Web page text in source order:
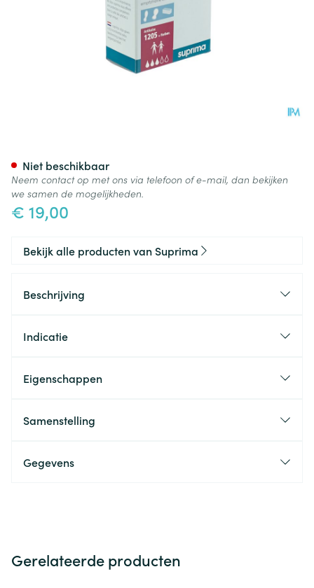
€ 19,00
Niet beschikbaar
Neem contact op met ons via telefoon of e-mail, dan bekijken
we samen de mogelijkheden.
Bekijk alle producten van Suprima
Beschrijving
Indicatie
Eigenschappen
Samenstelling
Gegevens
Gerelateerde producten